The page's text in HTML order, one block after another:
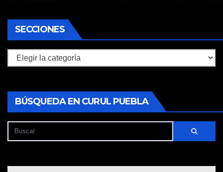
SECCIONES
Secciones
BÚSQUEDA EN CURUL PUEBLA